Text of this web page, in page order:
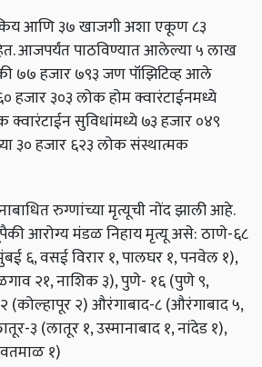
आणि ३७ खाजगी अशा एकूण ८३
आजपर्यंत पाठविण्यात आलेल्या ५ लाख
७७ हजार ७९३ जण पॉझिटिव्ह आले
हजार ३०३ लोक होम क्वारंटाईनमध्ये
क्वारंटाईन सुविधांमध्ये ७३ हजार ०४९
३० हजार ६२३ लोक संस्थात्मक
रुग्णांच्या मृत्यूची नोंद झाली आहे.
आरोग्य मंडळ निहाय मृत्यू असे: ठाणे-६८
६, वसई विरार १, पालघर १, पनवेल १),
२१, नाशिक ३), पुणे- १६ (पुणे ९,
(कोल्हापूर २) औरंगाबाद-८ (औरंगाबाद ५,
३ (लातूर १, उस्मानाबाद १, नांदेड १),
१)